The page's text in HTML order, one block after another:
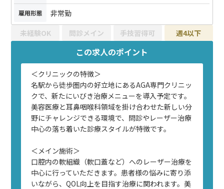
雇用形態
非常勤
未経験OK
問診メイン 手技習得可 週4以下
この求人のポイント
＜クリニックの特徴＞
名駅から徒歩圏内の好立地にあるAGA専門クリニッ
クで、新たにいびき治療メニューを導入予定です。
美容医療と耳鼻咽喉科領域を掛け合わせた新しい分
野にチャレンジできる環境で、問診やレーザー治療
中心の落ち着いた診療スタイルが特徴です。
＜メイン施術＞
口腔内の軟組織（軟口蓋など）へのレーザー治療を
中心に行っていただきます。患者様の悩みに寄り添
いながら、QOL向上を目指す治療に関われます。美